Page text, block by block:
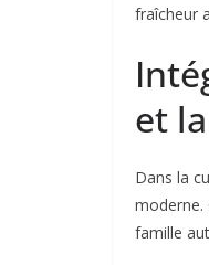
fraîcheur
et
Dans la
moderne.
famille